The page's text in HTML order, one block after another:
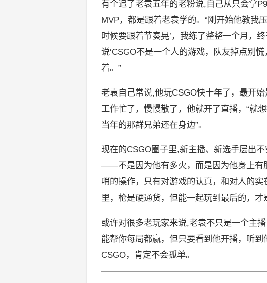
有个追了老袁五年的老粉说,自己从只会拿
MVP，都是跟着老袁学的。“刚开始他教我
时候要跟着节奏晃’，我练了整整一个月，
说‘CSGO不是一个人的游戏，队友掉点别
着。”
老袁自己常说,他玩CSGO快十年了，最开
工作忙了，慢慢散了，他就开了直播，“就
当年的那群兄弟还在身边”。
现在的CSGO圈子里,新主播、新选手层出
——不是因为他有多火，而是因为他身上有
哨的操作，只有对游戏的认真，和对人的
里，枪是硬通货，但能一起玩到最后的，才
或许对很多老玩家来说,老袁不只是一个主
能帮你每局都赢，但只要看到他开播，听
CSGO，肯定不会孤单。